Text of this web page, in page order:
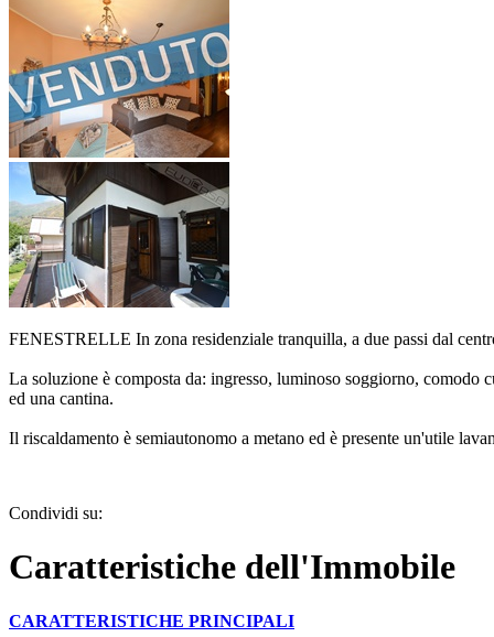
FENESTRELLE In zona residenziale tranquilla, a due passi dal
La soluzione è composta da: ingresso, luminoso soggiorno, comodo
ed una cantina.
Il riscaldamento è semiautonomo a metano ed è presente un'utile
Condividi su:
Caratteristiche dell'Immobile
CARATTERISTICHE PRINCIPALI